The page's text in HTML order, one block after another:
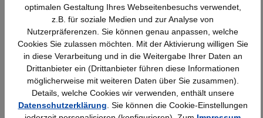
Produktgalerie überspringen
Ähnliche Artikel
optimalen Gestaltung Ihres Webseitenbesuchs verwendet,
z.B. für soziale Medien und zur Analyse von
Nutzerpräferenzen. Sie können genau anpassen, welche
Cookies Sie zulassen möchten. Mit der Aktivierung willigen Sie
in diese Verarbeitung und in die Weitergabe Ihrer Daten an
Drittanbieter ein (Drittanbieter führen diese Informationen
möglicherweise mit weiteren Daten über Sie zusammen).
Details, welche Cookies wir verwenden, enthält unsere
Datenschutzerklärung . Sie können die Cookie-Einstellungen